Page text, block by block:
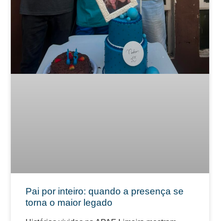
Pai por inteiro: quando a presença se
torna o maior legado